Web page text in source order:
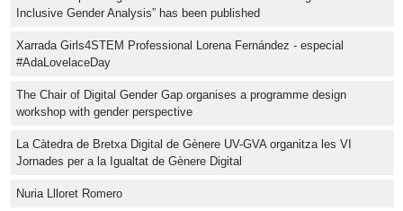
Inclusive Gender Analysis” has been published
Xarrada Girls4STEM Professional Lorena Fernández - especial
#AdaLovelaceDay
The Chair of Digital Gender Gap organises a programme design
workshop with gender perspective
La Càtedra de Bretxa Digital de Gènere UV-GVA organitza les VI
Jornades per a la Igualtat de Gènere Digital
Nuria Llloret Romero